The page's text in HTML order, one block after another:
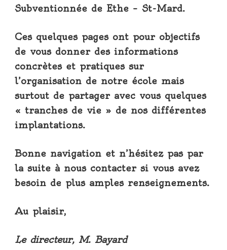
Subventionnée de Ethe – St-Mard.
Ces quelques pages ont pour objectifs
de vous donner des informations
concrètes et pratiques sur
l’organisation de notre école mais
surtout de partager avec vous quelques
« tranches de vie » de nos différentes
implantations.
Bonne navigation et n’hésitez pas par
la suite à nous contacter si vous avez
besoin de plus amples renseignements.
Au plaisir,
Le directeur, M. Bayard